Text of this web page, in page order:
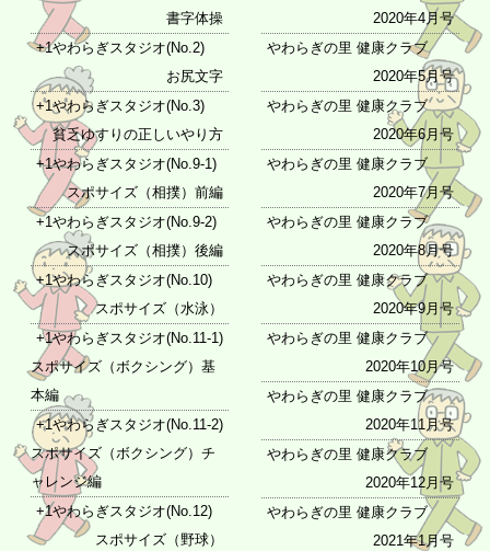
書字体操
+1やわらぎスタジオ(No.2)
お尻文字
+1やわらぎスタジオ(No.3)
貧乏ゆすりの正しいやり方
+1やわらぎスタジオ(No.9-1)
スポサイズ（相撲）前編
+1やわらぎスタジオ(No.9-2)
スポサイズ（相撲）後編
+1やわらぎスタジオ(No.10)
スポサイズ（水泳）
+1やわらぎスタジオ(No.11-1)
スポサイズ（ボクシング）基
本編
+1やわらぎスタジオ(No.11-2)
スポサイズ（ボクシング）チ
ャレンジ編
+1やわらぎスタジオ(No.12)
スポサイズ（野球）
2020年4月号
やわらぎの里 健康クラブ
2020年5月号
やわらぎの里 健康クラブ
2020年6月号
やわらぎの里 健康クラブ
2020年7月号
やわらぎの里 健康クラブ
2020年8月号
やわらぎの里 健康クラブ
2020年9月号
やわらぎの里 健康クラブ
2020年10月号
やわらぎの里 健康クラブ
2020年11月号
やわらぎの里 健康クラブ
2020年12月号
やわらぎの里 健康クラブ
2021年1月号